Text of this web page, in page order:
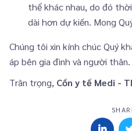
thể khác nhau, do đó
dài hơn dự kiến. Mong
Chúng tôi xin kính chúc Quý
áp bên gia đình và người thân.
Trân trọng, Cồn y tế Medi -